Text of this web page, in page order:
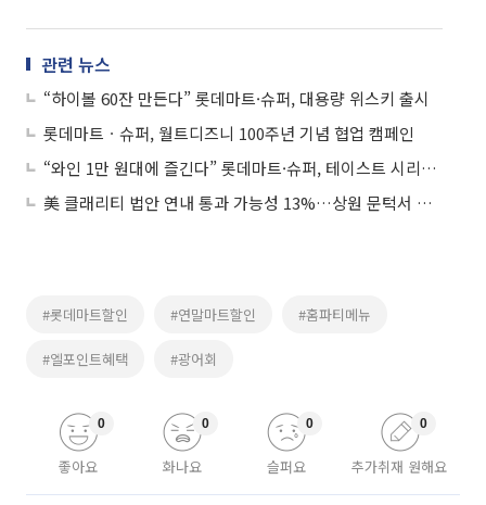
관련 뉴스
“하이볼 60잔 만든다” 롯데마트·슈퍼, 대용량 위스키 출시
롯데마트ㆍ슈퍼, 월트디즈니 100주년 기념 협업 캠페인
“와인 1만 원대에 즐긴다” 롯데마트·슈퍼, 테이스트 시리즈 론칭
美 클래리티 법안 연내 통과 가능성 13%…상원 문턱서 제동
#롯데마트할인 #연말마트할인 #홈파티메뉴
#엘포인트혜택 #광어회
좋아요
0
화나요
0
슬퍼요
0
추가취재 원해요
0